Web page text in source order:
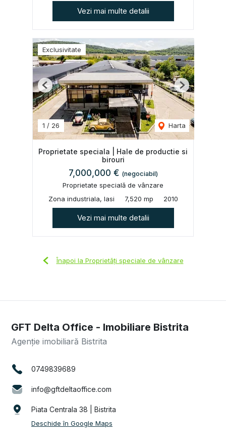
Vezi mai multe detalii
Exclusivitate
1 / 26 Harta
Previous Next
Proprietate speciala | Hale de productie si
birouri
7,000,000 € (negociabil)
Proprietate specială de vânzare
Zona industriala, Iasi
7,520 mp 2010
Vezi mai multe detalii
Înapoi la Proprietăți speciale de vânzare
GFT Delta Office - Imobiliare Bistrita
Agenție imobiliară Bistrita
0749839689
info@gftdeltaoffice.com
Piata Centrala 38 | Bistrita
Deschide în Google Maps